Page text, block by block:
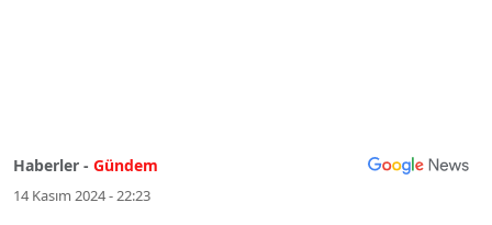
Haberler - Gündem
14 Kasım 2024 - 22:23